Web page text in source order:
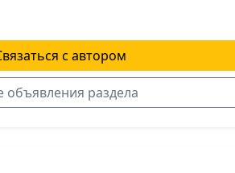
с автором
объявления раздела